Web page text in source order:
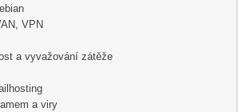
VPN
a vyvažování zátěže
a viry